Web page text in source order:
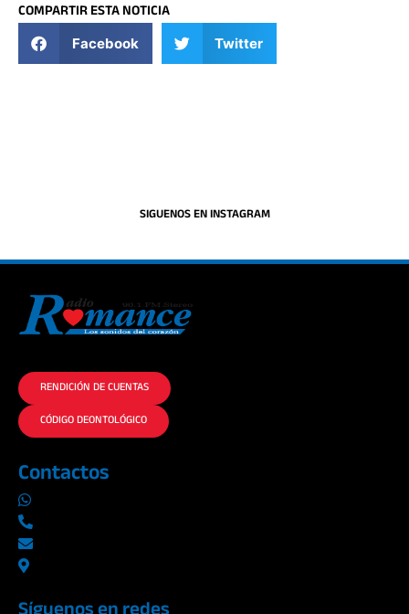
COMPARTIR ESTA NOTICIA
Facebook Twitter
SIGUENOS EN INSTAGRAM
RENDICIÓN DE CUENTAS
CÓDIGO DEONTOLÓGICO
Contactos